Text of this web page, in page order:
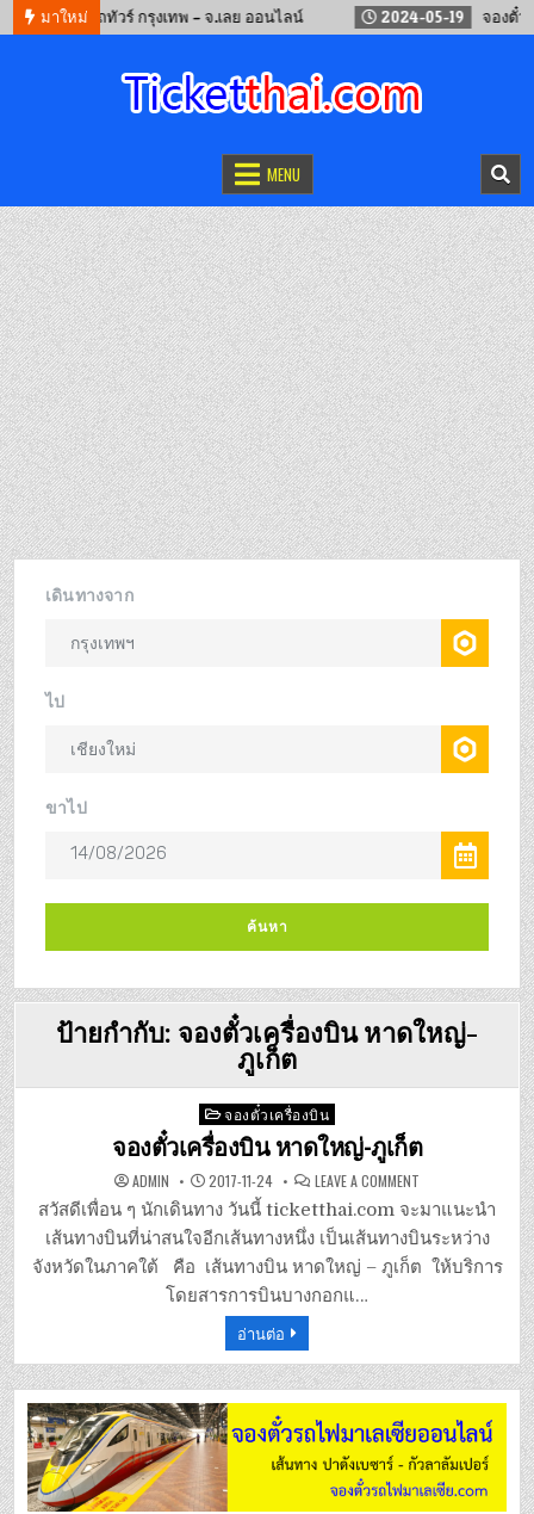
มาใหม่
จองรถทัวร์ กรุงเทพ – จ.เลย ออนไลน์ 2024-05-19 จองตั๋วรถไ
MENU
ป้ายกำกับ: จองตั๋วเครื่องบิน หาดใหญ่-
ภูเก็ต
Posted
in
จองตั๋วเครื่องบิน
จองตั๋วเครื่องบิน หาดใหญ่-ภูเก็ต
ADMIN 2017-11-24 LEAVE A COMMENT
ตั๋ว
เครื่อง
บิน
หาดใหญ่-
ภูเก็ต
สวัสดีเพื่อน ๆ นักเดินทาง วันนี้ ticketthai.com จะมาแนะนำ
เส้นทางบินที่น่าสนใจอีกเส้นทางหนึ่ง เป็นเส้นทางบินระหว่าง
จังหวัดในภาคใต้ คือ เส้นทางบิน หาดใหญ่ – ภูเก็ต ให้บริการ
โดยสารการบินบางกอกแ…
อ่านต่อ